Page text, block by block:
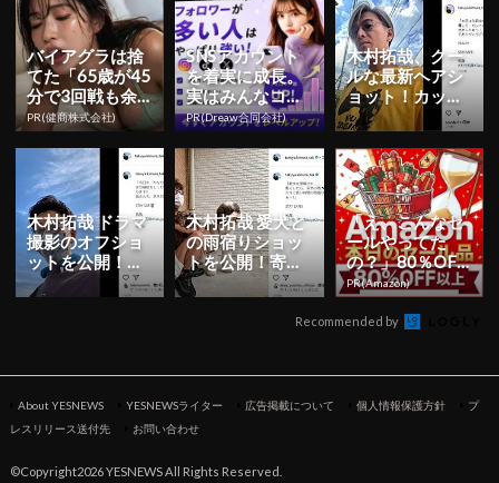
バイアグラは捨
てた「65歳が45
分で3回戦も余
裕」1日31円で
朝まで絶好調！
PR(健商株式会社)
SNSアカウント
を着実に成長。
実はみんなココ
使ってます。
PR(Dreaw合同会社)
木村拓哉、クー
ルな最新ヘアシ
ョット！カット
＆カラー後の写
真公開
木村拓哉 ドラマ
撮影のオフショ
ットを公開！
「今日もかなり
の気温」でも余
木村拓哉 愛犬と
の雨宿りショッ
トを公開！寄り
添い合う姿さえ
まるで映画のワ
「え、こんなセ
ールやってた
の？」80％OFF
以上が続々登
場！Amazonの本
気が...
PR(Amazon)
Recommended by
About YESNEWS YESNEWSライター 広告掲載について 個人情報保護方針
プ
レスリリース送付先
お問い合わせ
©Copyright2026 YESNEWS All Rights Reserved.